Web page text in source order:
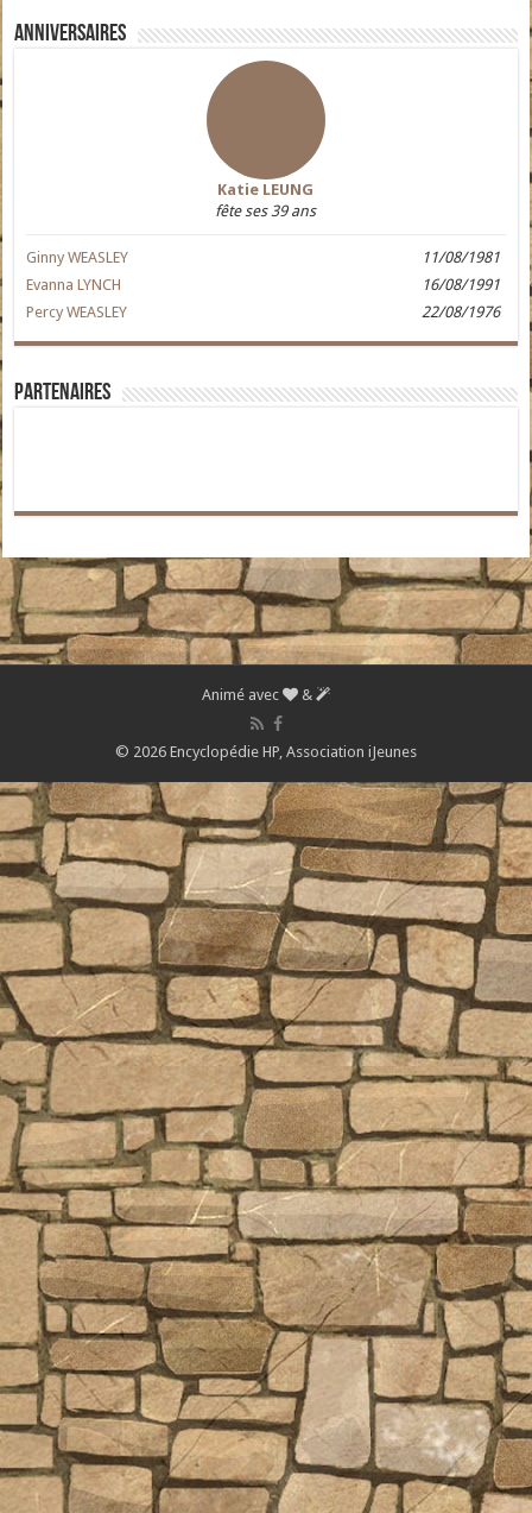
Anniversaires
Katie LEUNG
fête ses 39 ans
Ginny WEASLEY
11/08/1981
Evanna LYNCH
16/08/1991
Percy WEASLEY
22/08/1976
Partenaires
Animé avec &
© 2026 Encyclopédie HP, Association iJeunes